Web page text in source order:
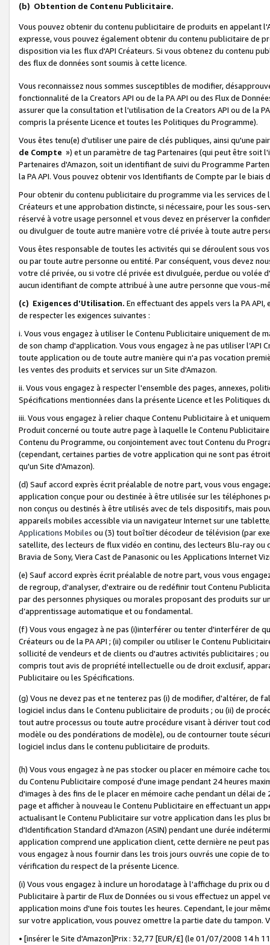
(b) Obtention de Contenu Publicitaire.
Vous pouvez obtenir du contenu publicitaire de produits en appelant
expresse, vous pouvez également obtenir du contenu publicitaire de
disposition via les flux d'API Créateurs. Si vous obtenez du contenu
des flux de données sont soumis à cette licence.
Vous reconnaissez nous sommes susceptibles de modifier,
fonctionnalité de la Creators API ou de la PA API ou des Flux de
assurer que la consultation et l'utilisation de la Creators API ou de la
compris la présente Licence et toutes les Politiques du Programme).
Vous êtes tenu(e) d'utiliser une paire de clés publiques, ainsi qu'une
de Compte ») et un paramètre de tag Partenaires (qui peut être soit
Partenaires d'Amazon, soit un identifiant de suivi du Programme
la PA API. Vous pouvez obtenir vos Identifiants de Compte par le biais
Pour obtenir du contenu publicitaire du programme via les services
Créateurs et une approbation distincte, si nécessaire, pour les sous-
réservé à votre usage personnel et vous devez en préserver la
ou divulguer de toute autre manière votre clé privée à toute autre
Vous êtes responsable de toutes les activités qui se déroulent sous
ou par toute autre personne ou entité. Par conséquent, vous devez
votre clé privée, ou si votre clé privée est divulguée, perdue ou volée
aucun identifiant de compte attribué à une autre personne que vous-
(c) Exigences d'Utilisation. En effectuant des appels vers la PA
de respecter les exigences suivantes :
i. Vous vous engagez à utiliser le Contenu Publicitaire uniquement de
de son champ d'application. Vous vous engagez à ne pas utiliser l’API
toute application ou de toute autre manière qui n'a pas vocation
les ventes des produits et services sur un Site d'Amazon.
ii. Vous vous engagez à respecter l'ensemble des pages, annexes,
Spécifications mentionnées dans la présente Licence et les Politiques
iii. Vous vous engagez à relier chaque Contenu Publicitaire à et
Produit concerné ou toute autre page à laquelle le Contenu
Contenu du Programme, ou conjointement avec tout Contenu du
(cependant, certaines parties de votre application qui ne sont pas
qu'un Site d'Amazon).
(d) Sauf accord exprès écrit préalable de notre part, vous vous
application conçue pour ou destinée à être utilisée sur les téléphones
non conçus ou destinés à être utilisés avec de tels dispositifs, mais
appareils mobiles accessible via un navigateur Internet sur une
Applications Mobiles ou (3) tout boîtier décodeur de télévision (par
satellite, des lecteurs de flux vidéo en continu, des lecteurs Blu-ray
Bravia de Sony, Viera Cast de Panasonic ou les Applications Internet
(e) Sauf accord exprès écrit préalable de notre part, vous vous
de regroup, d'analyser, d'extraire ou de redéfinir tout Contenu
par des personnes physiques ou morales proposant des produits sur
d’apprentissage automatique et ou fondamental.
(f) Vous vous engagez à ne pas (i)interférer ou tenter d'interférer de
Créateurs ou de la PA API ; (ii) compiler ou utiliser le Contenu
sollicité de vendeurs et de clients ou d'autres activités publicitaires ;
compris tout avis de propriété intellectuelle ou de droit exclusif,
Publicitaire ou les Spécifications.
(g) Vous ne devez pas et ne tenterez pas (i) de modifier, d'altérer, de
logiciel inclus dans le Contenu publicitaire de produits ; ou (ii) de
tout autre processus ou toute autre procédure visant à dériver tout
modèle ou des pondérations de modèle), ou de contourner toute
logiciel inclus dans le contenu publicitaire de produits.
(h) Vous vous engagez à ne pas stocker ou placer en mémoire cache
du Contenu Publicitaire composé d'une image pendant 24 heures
d'images à des fins de le placer en mémoire cache pendant un délai
page et afficher à nouveau le Contenu Publicitaire en effectuant un
actualisant le Contenu Publicitaire sur votre application dans les plus
d'Identification Standard d'Amazon (ASIN) pendant une durée
application comprend une application client, cette dernière ne peut
vous engagez à nous fournir dans les trois jours ouvrés une copie de
vérification du respect de la présente Licence.
(i) Vous vous engagez à inclure un horodatage à l'affichage du prix
Publicitaire à partir de Flux de Données ou si vous effectuez un appel
application moins d'une fois toutes les heures. Cependant, le jour
sur votre application, vous pouvez omettre la partie date du tampon.
• [insérer le Site d'Amazon]Prix : 32,77 [EUR/£] (le 01/07/2008 14 h